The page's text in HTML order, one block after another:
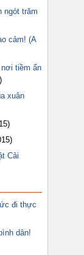
ngót trăm
cảm! (A
tiềm ẩn
xuân
Cải
đi thực
dân!